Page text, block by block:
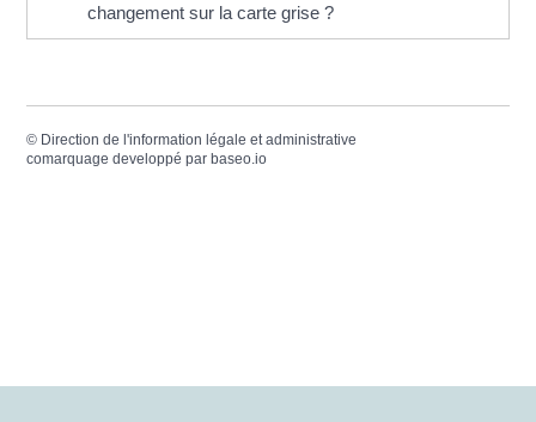
changement sur la carte grise ?
© Direction de l'information légale et administrative
comarquage developpé parbaseo.io